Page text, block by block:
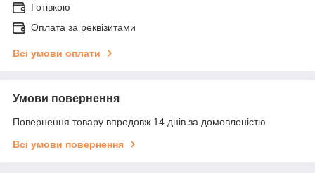
Готівкою
Оплата за реквізитами
Всі умови оплати
Умови повернення
Повернення товару впродовж 14 днів за домовленістю
Всі умови повернення